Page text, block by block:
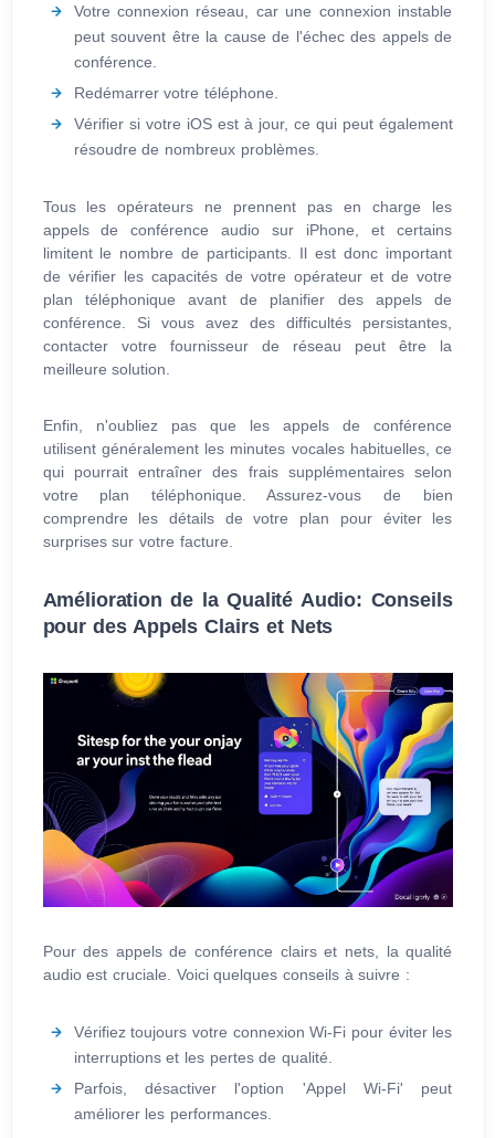
Votre connexion réseau, car une connexion instable
peut souvent être la cause de l'échec des appels de
conférence.
Redémarrer votre téléphone.
Vérifier si votre iOS est à jour, ce qui peut également
résoudre de nombreux problèmes.
Tous les opérateurs ne prennent pas en charge les
appels de conférence audio sur iPhone, et certains
limitent le nombre de participants. Il est donc important
de vérifier les capacités de votre opérateur et de votre
plan téléphonique avant de planifier des appels de
conférence. Si vous avez des difficultés persistantes,
contacter votre fournisseur de réseau peut être la
meilleure solution.
Enfin, n'oubliez pas que les appels de conférence
utilisent généralement les minutes vocales habituelles, ce
qui pourrait entraîner des frais supplémentaires selon
votre plan téléphonique. Assurez-vous de bien
comprendre les détails de votre plan pour éviter les
surprises sur votre facture.
Amélioration de la Qualité Audio: Conseils
pour des Appels Clairs et Nets
Pour des appels de conférence clairs et nets, la qualité
audio est cruciale. Voici quelques conseils à suivre :
Vérifiez toujours votre connexion Wi-Fi pour éviter les
interruptions et les pertes de qualité.
Parfois, désactiver l'option 'Appel Wi-Fi' peut
améliorer les performances.